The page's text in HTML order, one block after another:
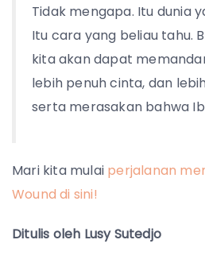
Tidak mengapa. Itu dunia
Itu cara yang beliau tahu.
kita akan dapat
lebih penuh cinta, dan
serta merasakan bahwa
Mari kita mulai perjalanan
Wound di sini!
Ditulis oleh Lusy Sutedjo